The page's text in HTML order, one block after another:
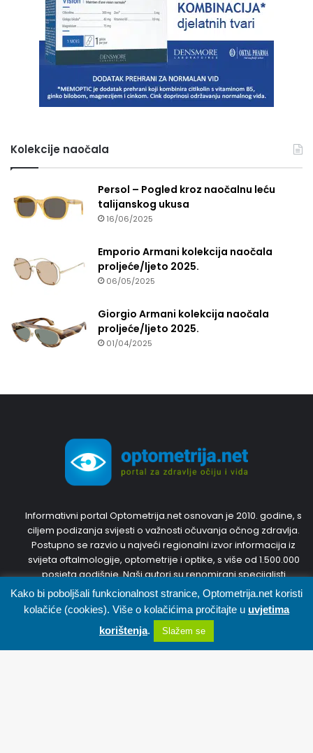
Kolekcije naočala
Persol – Pogled kroz naočalnu leću
talijanskog ukusa
16/06/2025
Emporio Armani kolekcija naočala
proljeće/ljeto 2025.
06/05/2025
Giorgio Armani kolekcija naočala
proljeće/ljeto 2025.
01/04/2025
Informativni portal Optometrija.net osnovan je 2010. godine, s
ciljem podizanja svijesti o važnosti očuvanja očnog zdravlja.
Postupno se razvio u najveći regionalni izvor informacija iz
svijeta oftalmologije, optometrije i optike, s više od 1.500.000
posjeta godišnje. Naši autori su renomirani specijalisti
oftalmologije i optometristi s inozemnim diplomama i
dugogodišnjim iskustvom. Trudit ćemo se predstaviti Vam
najnovije, točne i korisne informacije. Pridružite nam se,
sudjelujte u diskusijama i svojim prijedlozima kreirajte portal
zajedno s nama.
Facebook X WhatsApp Telegram Viber
Kako bi poboljšali funkcionalnost stranice, Optometrija.net koristi
kolačiće (cookies). Više o kolačićima pročitajte u uvjetima
korištenja. Slažem se